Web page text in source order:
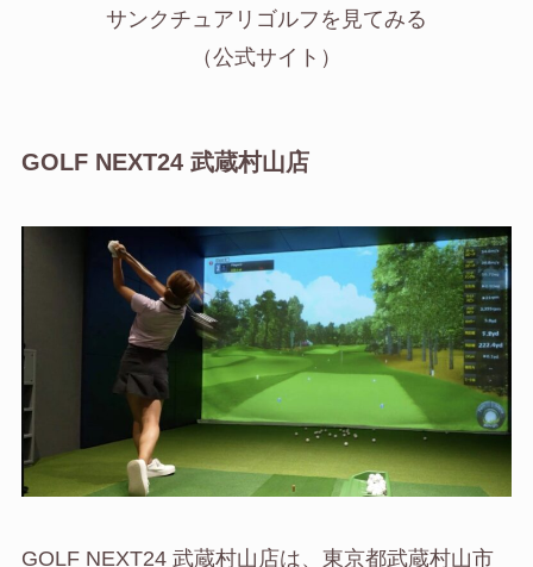
サンクチュアリゴルフを見てみる
（公式サイト）
GOLF NEXT24 武蔵村山店
GOLF NEXT24 武蔵村山店は、東京都武蔵村山市